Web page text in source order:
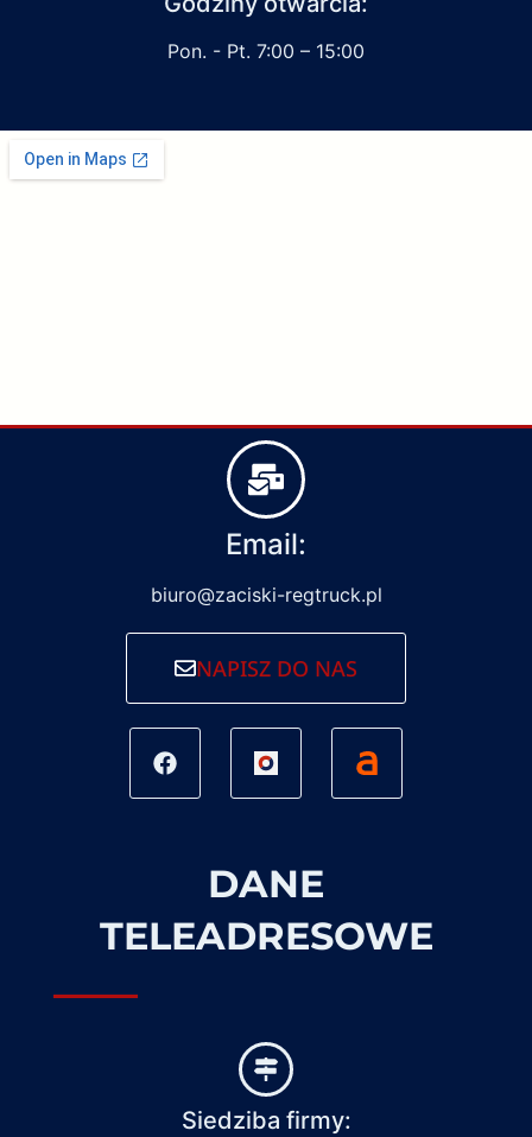
Pon. - Pt. 7:00 – 15:00
Email:
biuro@zaciski-regtruck.pl
NAPISZ DO NAS
DANE
TELEADRESOWE
Siedziba firmy: